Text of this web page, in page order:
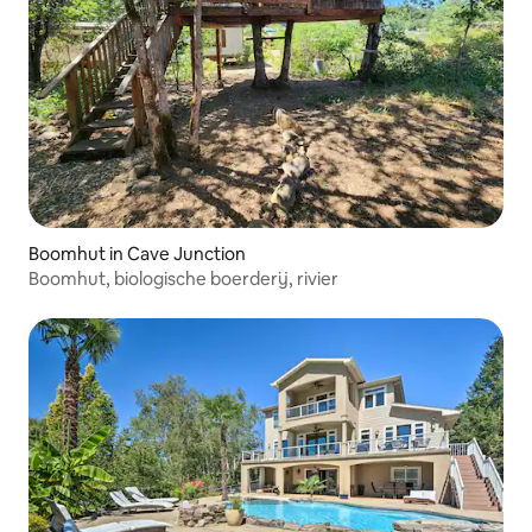
Boomhut in Cave Junction
Boomhut, biologische boerderij, rivier